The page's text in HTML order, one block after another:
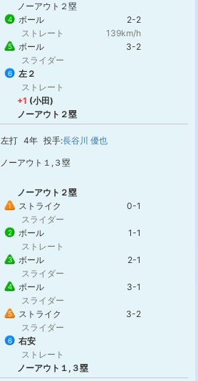
ノーアウト２塁
4 ボール
2-2
ストレート
139km/h
5 ボール
3-2
スライダー
6
左２
ストレート
+1 (小田)
ノーアウト２塁
左打 4年 投手:長谷川 優也
ノーアウト１,３塁
ノーアウト２塁
1 ストライク
0-1
スライダー
2 ボール
1-1
ストレート
3 ボール
2-1
スライダー
4 ボール
3-1
スライダー
5 ストライク
3-2
スライダー
6
右安
ストレート
ノーアウト１,３塁